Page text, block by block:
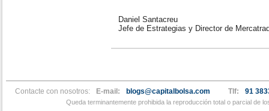
Daniel Santacreu
Jefe de Estrategias y Director de
Contacte con nosotros: E-mail: blogs@capitalbolsa.com Tlf: 91
Queda terminantemente prohibida la reproducción total o parcial de